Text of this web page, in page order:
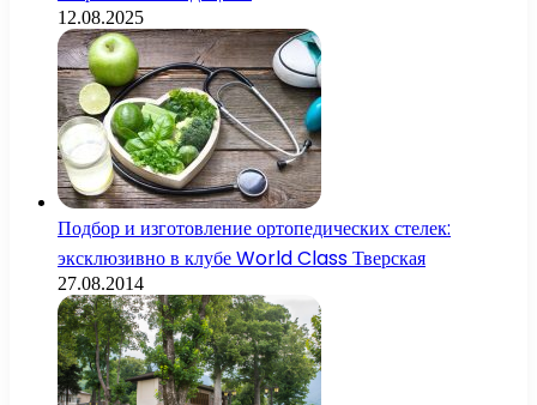
12.08.2025
Подбор и изготовление ортопедических стелек:
эксклюзивно в клубе World Class Тверская
27.08.2014